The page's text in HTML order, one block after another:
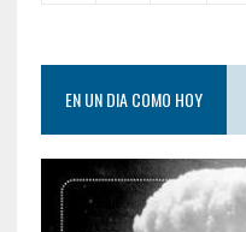
EN UN DIA COMO HOY